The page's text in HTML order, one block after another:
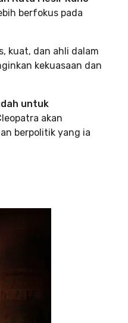
berfokus pada
kuat, dan ahli dalam
kekuasaan dan
untuk
akan
berpolitik yang ia